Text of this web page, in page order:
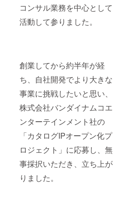
コンサル業務を中心として
活動して参りました。
創業してから約半年が経
ち、自社開発でより大きな
事業に挑戦したいと思い、
株式会社バンダイナムコエ
ンターテインメント社の
「カタログIPオープン化プ
ロジェクト」に応募し、無
事採択いただき、立ち上が
りました。